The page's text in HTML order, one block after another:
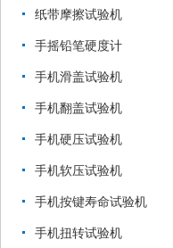
纸带摩擦试验机
手摇铅笔硬度计
手机滑盖试验机
手机翻盖试验机
手机硬压试验机
手机软压试验机
手机按键寿命试验机
手机扭转试验机